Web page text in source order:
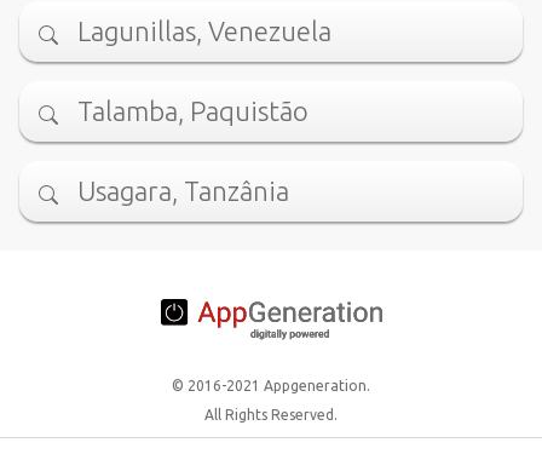
Lagunillas, Venezuela
Talamba, Paquistão
Usagara, Tanzânia
© 2016-2021 Appgeneration.
All Rights Reserved.